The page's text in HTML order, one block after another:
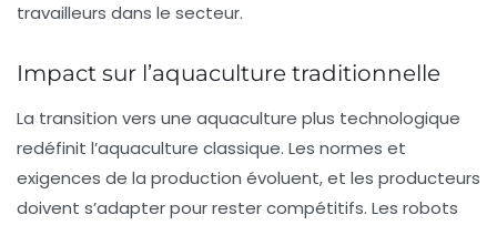
travailleurs dans le secteur.
Impact sur l’aquaculture traditionnelle
La transition vers une aquaculture plus technologique
redéfinit l’aquaculture classique. Les normes et
exigences de la production évoluent, et les producteurs
doivent s’adapter pour rester compétitifs. Les robots